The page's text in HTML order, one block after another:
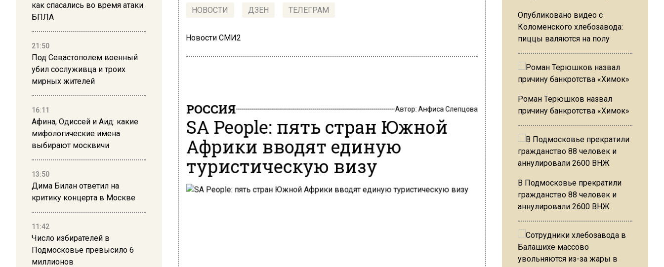
как спасались во время атаки
БПЛА
21:50
Под Севастополем военный
убил сослуживца и троих
мирных жителей
16:11
Афина, Одиссей и Аид: какие
мифологические имена
выбирают москвичи
13:50
Дима Билан ответил на
критику концерта в Москве
11:42
Число избирателей в
Подмосковье превысило 6
миллионов
НОВОСТИ ДЗЕН ТЕЛЕГРАМ
Новости СМИ2
РОССИЯ Автор: Анфиса Слепцова
SA People: пять стран Южной
Африки вводят единую
туристическую визу
Опубликовано видео с
Коломенского хлебозавода:
пиццы валяются на полу
Роман Терюшков назвал
причину банкротства «Химок»
В Подмосковье прекратили
гражданство 88 человек и
аннулировали 2600 ВНЖ